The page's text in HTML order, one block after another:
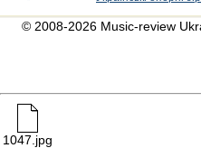
© 2008-2026 Music-review
1047.jpg